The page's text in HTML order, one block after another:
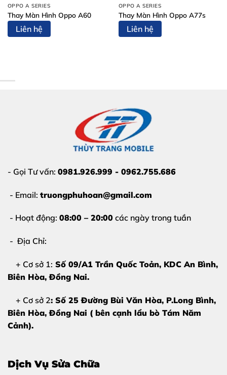
OPPO A SERIES
Thay Màn Hình Oppo A60
Liên hệ
OPPO A SERIES
Thay Màn Hình Oppo A77s
Liên hệ
- Gọi Tư vấn: 0981.926.999 - 0962.755.686
- Email: truongphuhoan@gmail.com
- Hoạt động: 08:00 – 20:00 các ngày trong tuần
- Địa Chỉ:
+ Cơ sở 1: Số 09/A1 Trần Quốc Toản, KDC An Bình,
Biên Hòa, Đồng Nai.
+ Cơ sở 2: Số 25 Đường Bùi Văn Hòa, P.Long Bình,
Biên Hòa, Đồng Nai ( bên cạnh lẩu bò Tám Năm
Cảnh).
Dịch Vụ Sửa Chữa